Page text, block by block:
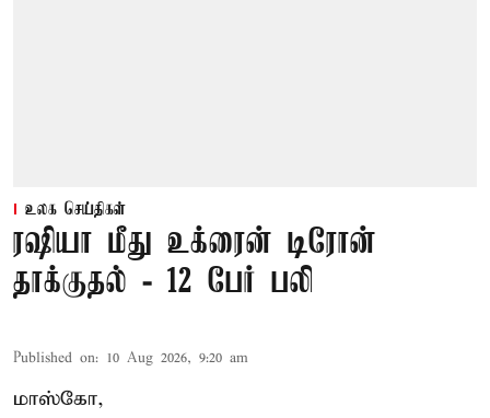
உலக செய்திகள்
ரஷியா மீது உக்ரைன் டிரோன்
தாக்குதல் - 12 பேர் பலி
Published on: 10 Aug 2026, 9:20 am
மாஸ்கோ,